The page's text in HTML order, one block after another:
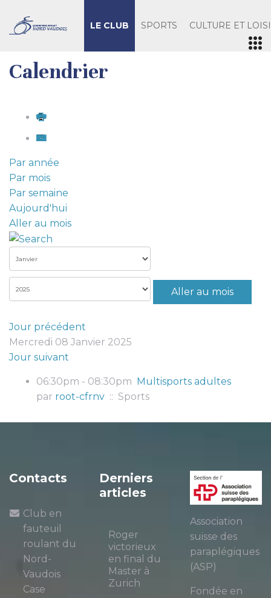
LE CLUB SPORTS CULTURE ET
Calendrier
Par année
Par mois
Par semaine
Aujourd'hui
Aller au mois
Aller au mois
Jour précédent
Mercredi 08 Janvier 2025
Jour suivant
06:30pm - 08:30pm
Multisports adultes
par root-cfrnv :: Sports
Contacts
Club en
fauteuil
roulant du
Nord-
Vaudois
Case
Derniers
articles
Roger
victorieux
en final du
Master à
Zurich
Association
suisse des
paraplégiques
(ASP)
Fondée en